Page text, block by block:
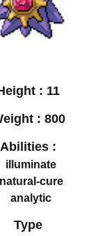
: 11
: 800
Abilities :
illuminate
natural-cure
analytic
Type